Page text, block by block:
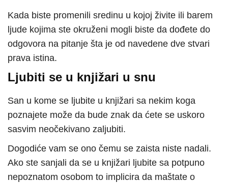
Kada biste promenili sredinu u kojoj živite ili barem
ljude kojima ste okruženi mogli biste da dođete do
odgovora na pitanje šta je od navedene dve stvari
prava istina.
Ljubiti se u knjižari u snu
San u kome se ljubite u knjižari sa nekim koga
poznajete može da bude znak da ćete se uskoro
sasvim neočekivano zaljubiti.
Dogodiće vam se ono čemu se zaista niste nadali.
Ako ste sanjali da se u knjižari ljubite sa potpuno
nepoznatom osobom to implicira da maštate o